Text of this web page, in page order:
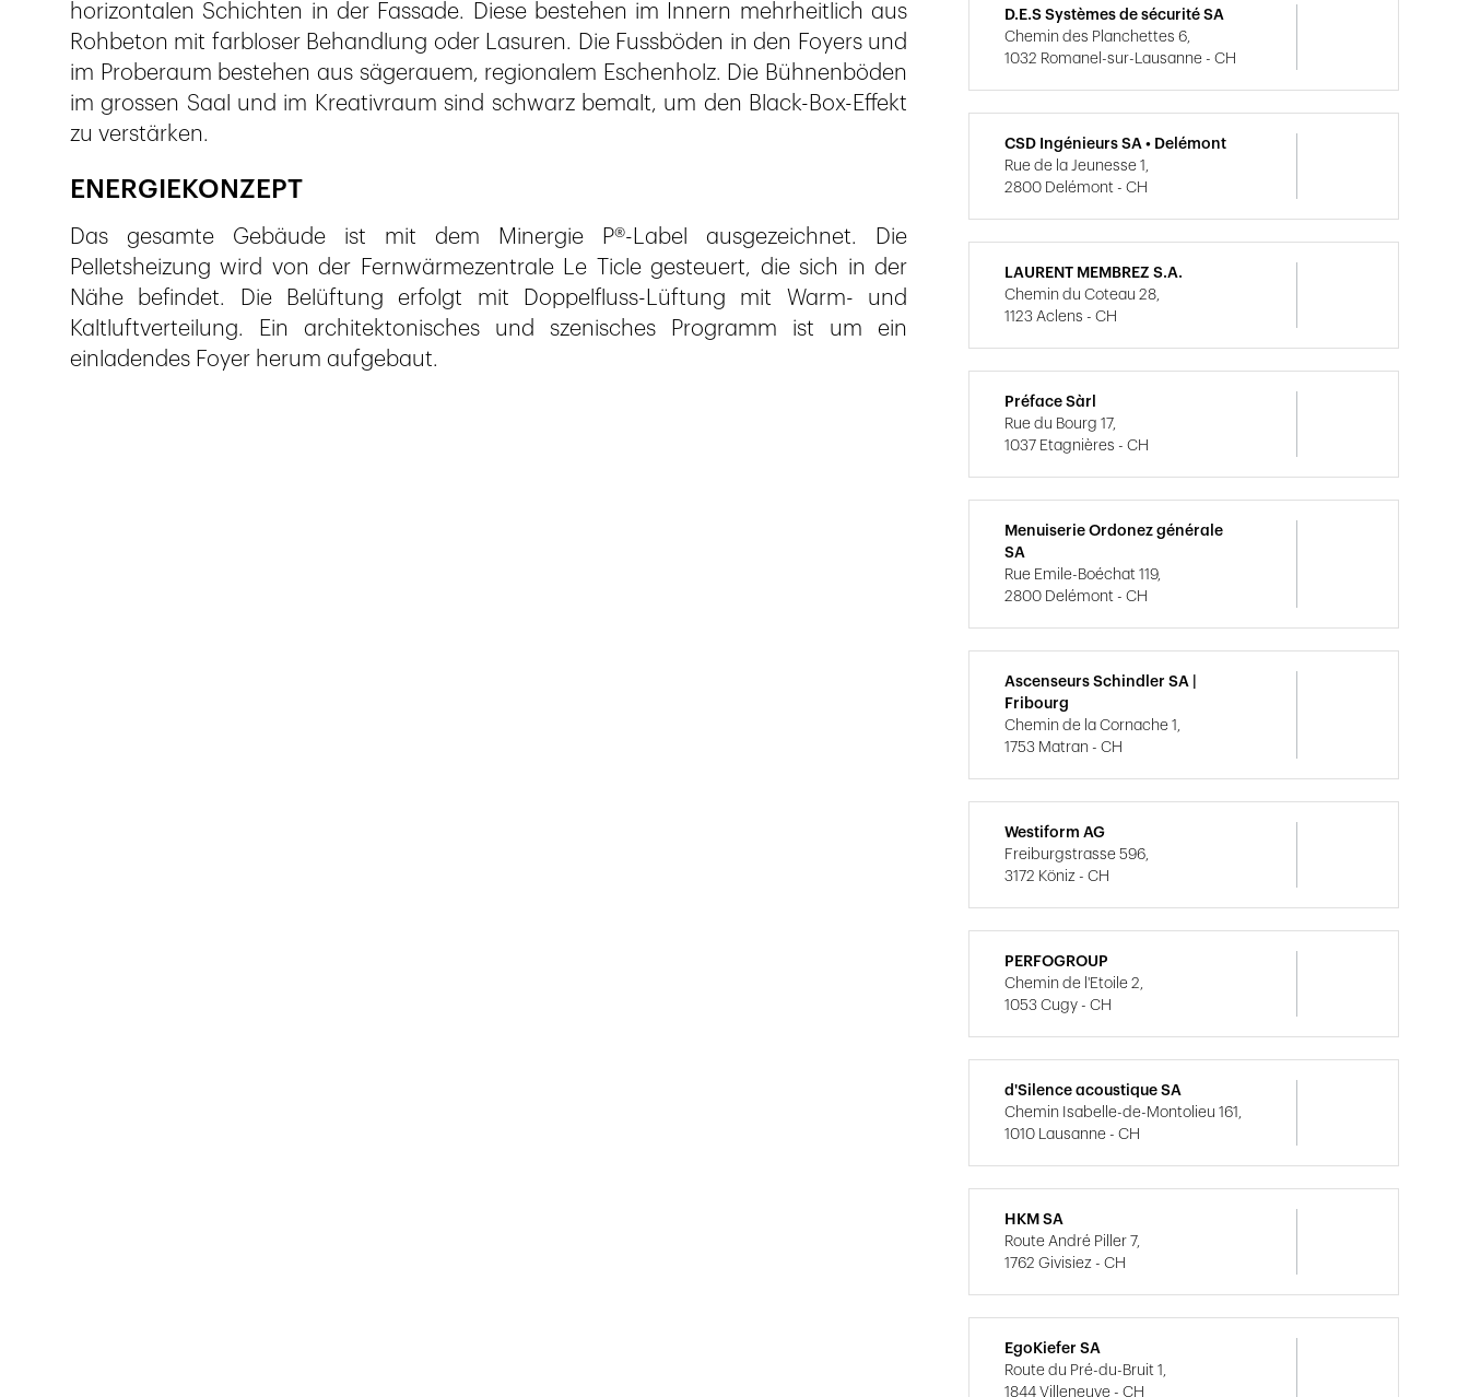
horizontalen Schichten in der Fassade. Diese bestehen im Innern mehrheitlich aus
Rohbeton mit farbloser Behandlung oder Lasuren. Die Fussböden in den Foyers und
im Proberaum bestehen aus sägerauem, regionalem Eschenholz. Die Bühnenböden
im grossen Saal und im Kreativraum sind schwarz bemalt, um den Black-Box-Effekt
zu verstärken.
ENERGIEKONZEPT
Das gesamte Gebäude ist mit dem Minergie P®-Label ausgezeichnet. Die
Pelletsheizung wird von der Fernwärmezentrale Le Ticle gesteuert, die sich in der
Nähe befindet. Die Belüftung erfolgt mit Doppelfluss-Lüftung mit Warm- und
Kaltluftverteilung. Ein architektonisches und szenisches Programm ist um ein
einladendes Foyer herum aufgebaut.
D.E.S Systèmes de sécurité SA
Chemin des Planchettes 6,
1032 Romanel-sur-Lausanne - CH
CSD Ingénieurs SA • Delémont
Rue de la Jeunesse 1,
2800 Delémont - CH
LAURENT MEMBREZ S.A.
Chemin du Coteau 28,
1123 Aclens - CH
Préface Sàrl
Rue du Bourg 17,
1037 Etagnières - CH
Menuiserie Ordonez générale
SA
Rue Emile-Boéchat 119,
2800 Delémont - CH
Ascenseurs Schindler SA |
Fribourg
Chemin de la Cornache 1,
1753 Matran - CH
Westiform AG
Freiburgstrasse 596,
3172 Köniz - CH
PERFOGROUP
Chemin de l'Etoile 2,
1053 Cugy - CH
d'Silence acoustique SA
Chemin Isabelle-de-Montolieu 161,
1010 Lausanne - CH
HKM SA
Route André Piller 7,
1762 Givisiez - CH
EgoKiefer SA
Route du Pré-du-Bruit 1,
1844 Villeneuve - CH